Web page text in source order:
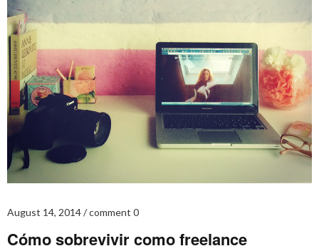
August 14, 2014 comment 0
Cómo sobrevivir como freelance